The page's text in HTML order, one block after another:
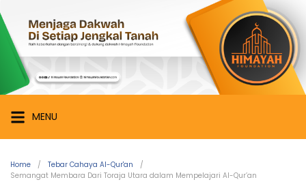
to
content
Himayah
Foundation
Menjaga
Dakwah
di
Setiap
Jengkal
MENU
Home
Tebar Cahaya Al-Qur'an
Semangat Membara Dari Toraja Utara dalam Mempelajari Al-Qur’an